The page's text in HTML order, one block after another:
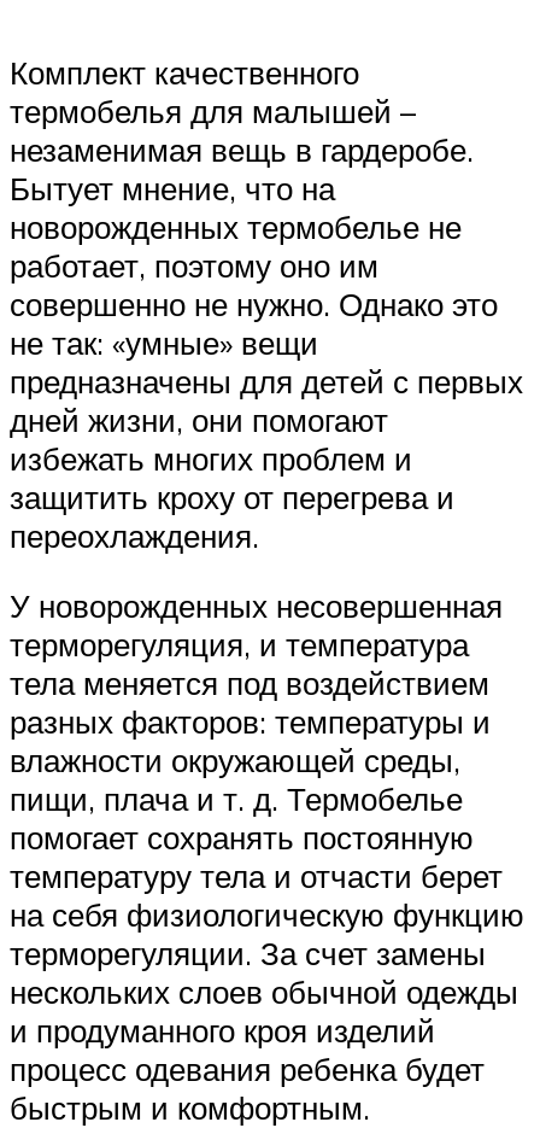
Комплект качественного
термобелья для малышей –
незаменимая вещь в гардеробе.
Бытует мнение, что на
новорожденных термобелье не
работает, поэтому оно им
совершенно не нужно. Однако это
не так: «умные» вещи
предназначены для детей с первых
дней жизни, они помогают
избежать многих проблем и
защитить кроху от перегрева и
переохлаждения.
У новорожденных несовершенная
терморегуляция, и температура
тела меняется под воздействием
разных факторов: температуры и
влажности окружающей среды,
пищи, плача и т. д. Термобелье
помогает сохранять постоянную
температуру тела и отчасти берет
на себя физиологическую функцию
терморегуляции. За счет замены
нескольких слоев обычной одежды
и продуманного кроя изделий
процесс одевания ребенка будет
быстрым и комфортным.